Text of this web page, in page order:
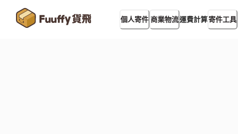
個人寄件 商業物流運費計算寄件工具